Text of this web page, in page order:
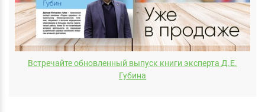
Встречайте обновленный выпуск книги эксперта Д.E.
Губина